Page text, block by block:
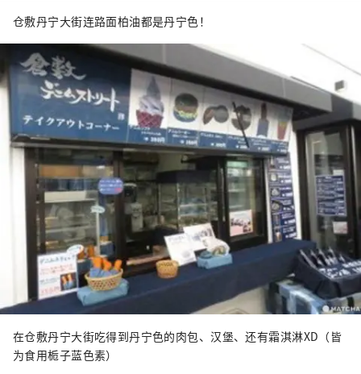
仓敷丹宁大街连路面柏油都是丹宁色！
在仓敷丹宁大街吃得到丹宁色的肉包、汉堡、还有霜淇淋XD（皆
为食用栀子蓝色素）